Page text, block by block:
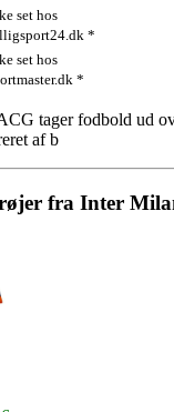
set hos
*
set hos
*
tager fodbold ud
af b
fra Inter